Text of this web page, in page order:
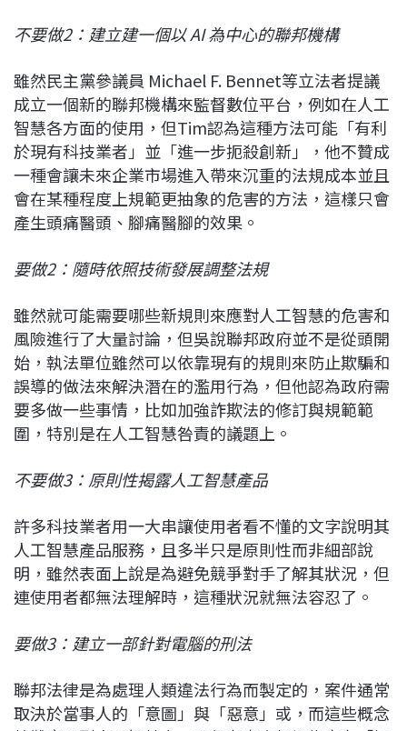
不要做2：建立建一個以 AI 為中心的聯邦機構
雖然民主黨參議員 Michael F. Bennet等立法者提議
成立一個新的聯邦機構來監督數位平台，例如在人工
智慧各方面的使用，但Tim認為這種方法可能「有利
於現有科技業者」並「進一步扼殺創新」，他不贊成
一種會讓未來企業市場進入帶來沉重的法規成本並且
會在某種程度上規範更抽象的危害的方法，這樣只會
產生頭痛醫頭、腳痛醫腳的效果。
要做2：隨時依照技術發展調整法規
雖然就可能需要哪些新規則來應對人工智慧的危害和
風險進行了大量討論，但吳說聯邦政府並不是從頭開
始，執法單位雖然可以依靠現有的規則來防止欺騙和
誤導的做法來解決潛在的濫用行為，但他認為政府需
要多做一些事情，比如加強詐欺法的修訂與規範範
圍，特別是在人工智慧咎責的議題上。
不要做3：原則性揭露人工智慧產品
許多科技業者用一大串讓使用者看不懂的文字說明其
人工智慧產品服務，且多半只是原則性而非細部說
明，雖然表面上說是為避免競爭對手了解其狀況，但
連使用者都無法理解時，這種狀況就無法容忍了。
要做3：建立一部針對電腦的刑法
聯邦法律是為處理人類違法行為而製定的，案件通常
取決於當事人的「意圖」與「惡意」或，而這些概念